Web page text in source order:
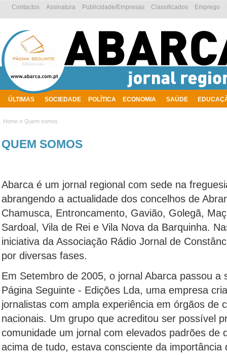
ÚLTIMAS SOCIEDADE POLÍTICA ECONOMIA SAÚDE
Emprego
Classificados
Publicidade/Empresas
Assinatura
Contactos
Home » Quem somos
QUEM SOMOS
Abarca é um jornal regional com sede na
abrangendo a actualidade dos concelhos de
Chamusca, Entroncamento, Gavião, Golegã,
Sardoal, Vila de Rei e Vila Nova da Barquinha.
iniciativa da Associação Rádio Jornal de
por diversas fases.
Em Setembro de 2005, o jornal Abarca passou a
Página Seguinte - Edições Lda, uma empresa
jornalistas com ampla experiência em órgãos de
nacionais. Um grupo que acreditou ser possível
comunidade um jornal com elevados padrões de
acima de tudo, estava consciente da importância